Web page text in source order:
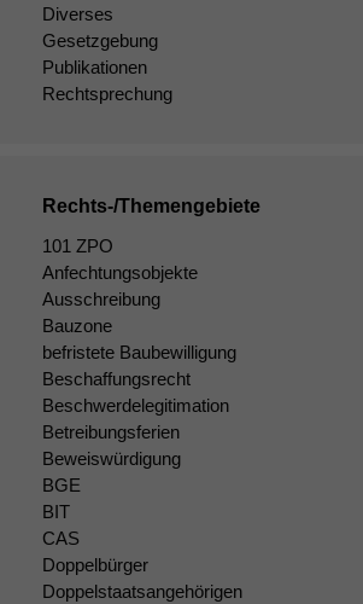
Diverses
Gesetzgebung
Publikationen
Rechtsprechung
Rechts-/Themengebiete
101 ZPO
Anfechtungsobjekte
Ausschreibung
Bauzone
befristete Baubewilligung
Beschaffungsrecht
Beschwerdelegitimation
Betreibungsferien
Beweiswürdigung
BGE
BIT
CAS
Doppelbürger
Doppelstaatsangehörigen